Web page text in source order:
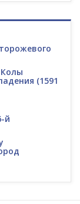
Колы
(1591
й